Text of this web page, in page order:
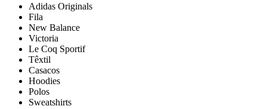
Adidas Originals
Fila
New Balance
Victoria
Le Coq Sportif
Têxtil
Casacos
Hoodies
Polos
Sweatshirts